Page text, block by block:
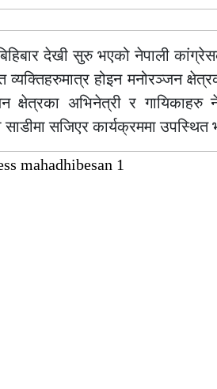
देखी सुरु भएको नेपाली
व्यक्तिहरुमात्र होइन मनोरञ्जन
क्षेत्रका अभिनेत्री र गायिकाहरु
साडीमा सजिएर कार्यक्रममा